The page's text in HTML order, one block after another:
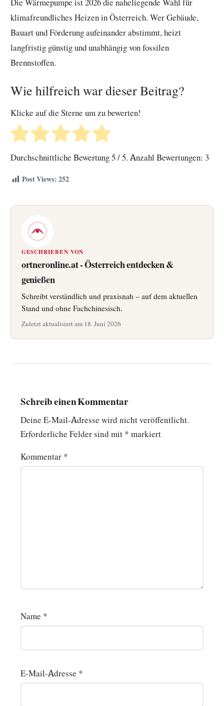
Die Wärmepumpe ist 2026 die naheliegende Wahl für
klimafreundliches Heizen in Österreich. Wer Gebäude,
Bauart und Förderung aufeinander abstimmt, heizt
langfristig günstig und unabhängig von fossilen
Brennstoffen.
Wie hilfreich war dieser Beitrag?
Klicke auf die Sterne um zu bewerten!
Durchschnittliche Bewertung5/ 5. Anzahl Bewertungen: 3
Post Views: 252
GESCHRIEBEN VON
ortneronline.at - Österreich entdecken &
genießen
Schreibt verständlich und praxisnah – auf dem aktuellen
Stand und ohne Fachchinesisch.
Zuletzt aktualisiert am 18. Juni 2026
Schreib einen Kommentar
Deine E-Mail-Adresse wird nicht veröffentlicht.
Erforderliche Felder sind mit * markiert
Kommentar *
Name *
E-Mail-Adresse *